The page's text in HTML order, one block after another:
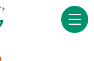
toggle